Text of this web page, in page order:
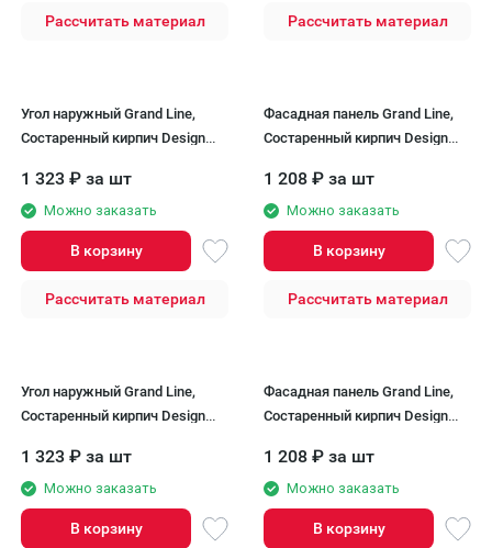
Рассчитать материал Рассчитать материал
Угол наружный Grand Line,
Состаренный кирпич Design
1 323 ₽ за шт
Можно заказать
В корзину
Рассчитать материал
Фасадная панель Grand Line,
Состаренный кирпич Design
1 208 ₽ за шт
Можно заказать
В корзину
Рассчитать материал
Угол наружный Grand Line,
Состаренный кирпич Design
1 323 ₽ за шт
Можно заказать
В корзину
Фасадная панель Grand Line,
Состаренный кирпич Design
1 208 ₽ за шт
Можно заказать
В корзину